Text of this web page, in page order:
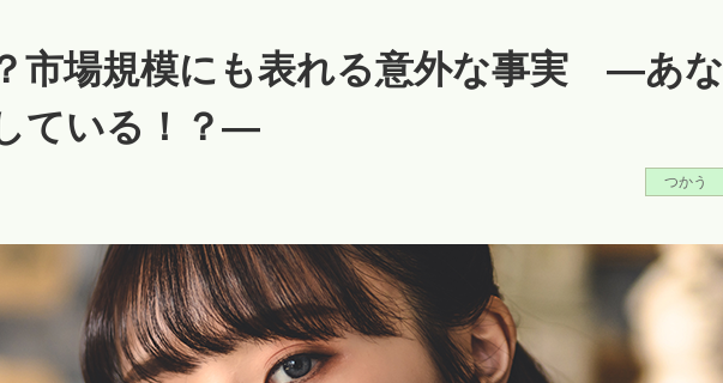
市場規模にも表れる意外な事実 ―あな
ている！？―
つかう